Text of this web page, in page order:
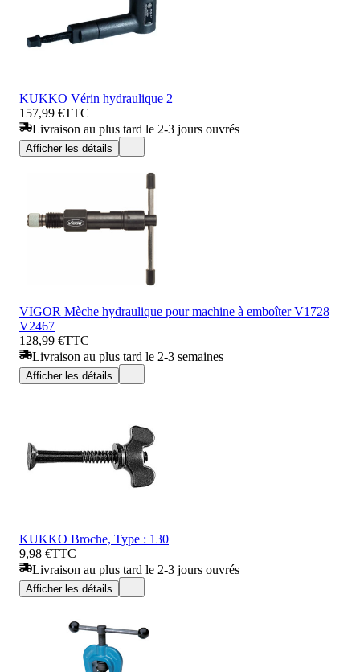
KUKKO Vérin hydraulique 2
157,99 €TTC
Livraison au plus tard le 2-3 jours ouvrés
Afficher les détails
VIGOR Mèche hydraulique pour machine à emboîter V1728
V2467
128,99 €TTC
Livraison au plus tard le 2-3 semaines
Afficher les détails
KUKKO Broche, Type : 130
9,98 €TTC
Livraison au plus tard le 2-3 jours ouvrés
Afficher les détails